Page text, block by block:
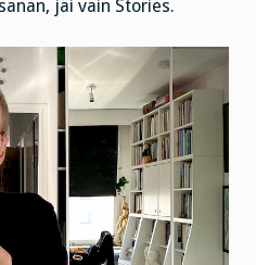
jäi vain Stories.